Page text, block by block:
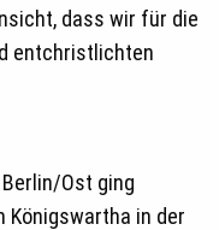
dass wir für die
entchristlichten
Ost ging
Königswartha in der